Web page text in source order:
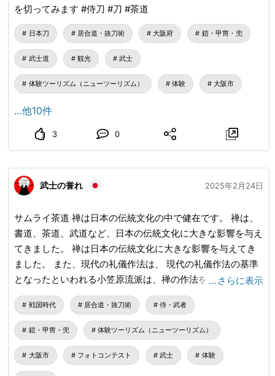
を切ってみます #侍刀 #刀 #茶道
日本刀 居合道・抜刀術 大阪府 鎧・甲冑・兜
武士道 観光 武士
体験ツーリズム（ニューツーリズム） 体験 大阪市
…他10件
3 0
武士の誉れ 2025年2月24日
サムライ茶道 禅は日本の伝統文化の中で健在です。 禅は、
書道、茶道、武道など、日本の伝統文化に大きな影響を与え
てきました。 禅は日本の伝統文化に大きな影響を与えてき
ました。 また、現代の礼儀作法は、 現代の礼儀作法の基準
となったといわれる小笠原流派は、禅の作法を武士階級の生
活様式と結びつけて成立したといわれています。 #茶道 #日
本茶 #書道 #侘び寂び
… さらに表示
戦国時代 居合道・抜刀術 侍・武者
鎧・甲冑・兜 体験ツーリズム（ニューツーリズム）
大阪市 フォトコンテスト 武士 体験